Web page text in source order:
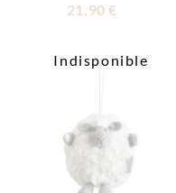
21,90 €
Indisponible